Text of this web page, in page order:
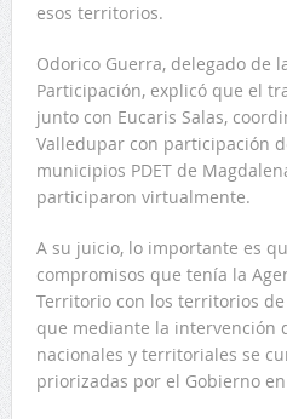
esos territorios.
Odorico Guerra, delegado de
Participación, explicó que el
junto con Eucaris Salas,
Valledupar con participación
municipios PDET de
participaron virtualmente.
A su juicio, lo importante es
compromisos que tenía la
Territorio con los territorios
que mediante la intervención
nacionales y territoriales se
priorizadas por el Gobierno